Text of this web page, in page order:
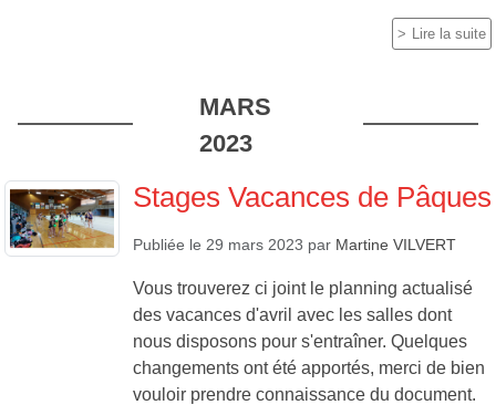
Lire la suite
MARS
2023
Stages Vacances de Pâques
Publiée le 29 mars 2023 par Martine VILVERT
Vous trouverez ci joint le planning actualisé
des vacances d'avril avec les salles dont
nous disposons pour s'entraîner. Quelques
changements ont été apportés, merci de bien
vouloir prendre connaissance du document.